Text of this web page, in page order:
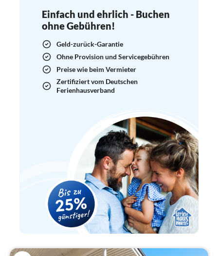
Einfach und ehrlich - Buchen
ohne Gebühren!
Geld-zurück-Garantie
Ohne Provision und Servicegebühren
Preise wie beim Vermieter
Zertifiziert vom Deutschen
Ferienhausverband